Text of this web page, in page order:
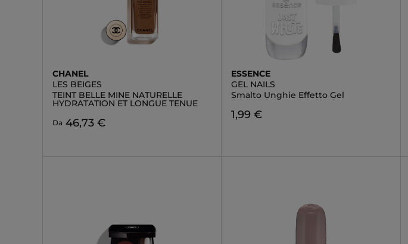
CHANEL
LES BEIGES
TEINT BELLE MINE NATURELLE
HYDRATATION ET LONGUE TENUE
Da 46,73 €
ESSENCE
GEL NAILS
Smalto Unghie Effetto Gel
1,99 €